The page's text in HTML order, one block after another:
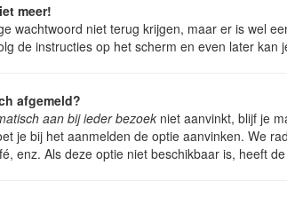
meer!
wachtwoord niet terug krijgen, maar er is wel
de instructies op het scherm en even later kan
afgemeld?
aan bij ieder bezoek niet aanvinkt, blijf je
je bij het aanmelden de optie aanvinken. We
enz. Als deze optie niet beschikbaar is, heeft